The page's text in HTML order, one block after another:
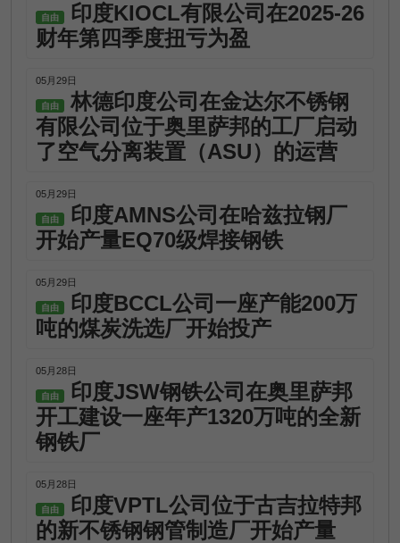
自由
印度KIOCL有限公司在2025-26
财年第四季度扭亏为盈
05月29日
自由
林德印度公司在金达尔不锈钢
有限公司位于奥里萨邦的工厂启动
了空气分离装置（ASU）的运营
05月29日
自由
印度AMNS公司在哈兹拉钢厂
开始产量EQ70级焊接钢铁
05月29日
自由
印度BCCL公司一座产能200万
吨的煤炭洗选厂开始投产
05月28日
自由
印度JSW钢铁公司在奥里萨邦
开工建设一座年产1320万吨的全新
钢铁厂
05月28日
自由
印度VPTL公司位于古吉拉特邦
的新不锈钢钢管制造厂开始产量